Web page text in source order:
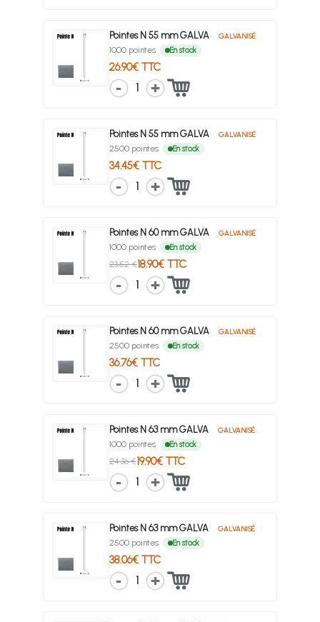
Pointes N 55 mm GALVA GALVANISÉ
1000 pointes En stock
26.90€ TTC
1
Pointes N 55 mm GALVA GALVANISÉ
2500 pointes En stock
34.45€ TTC
1
Pointes N 60 mm GALVA GALVANISÉ
1000 pointes En stock
23.52 €18.90€ TTC
1
Pointes N 60 mm GALVA GALVANISÉ
2500 pointes En stock
36.76€ TTC
1
Pointes N 63 mm GALVA GALVANISÉ
1000 pointes En stock
24.36 €19.90€ TTC
1
Pointes N 63 mm GALVA GALVANISÉ
2500 pointes En stock
38.06€ TTC
1